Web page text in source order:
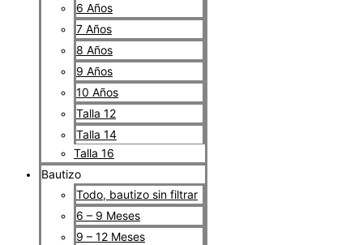
6 Años
7 Años
8 Años
9 Años
10 Años
Talla 12
Talla 14
Talla 16
Bautizo
Todo, bautizo sin filtrar
6 – 9 Meses
9 – 12 Meses